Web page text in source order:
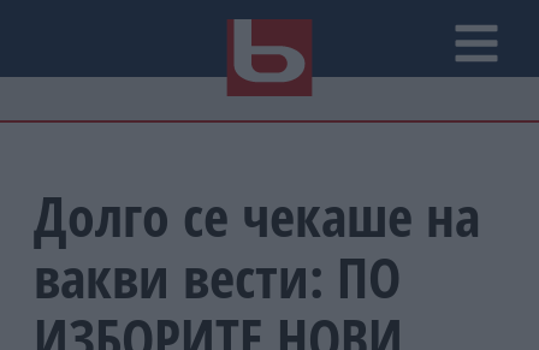
Долго се чекаше на
вакви вести: ПО